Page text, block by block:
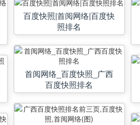
百度快照|首阅网络|百度快
照排名
首阅网络_百度快照_广西
百度快照排名